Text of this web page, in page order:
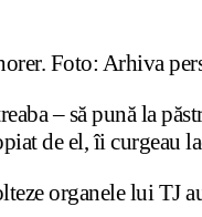
Foto: Arhiva
– să pună la
de el, îi curgeau
organele lui TJ